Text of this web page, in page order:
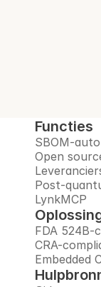
Functies
SBOM-
Open
Post-
LynkMCP
FDA 524B-
CRA-
Embedded